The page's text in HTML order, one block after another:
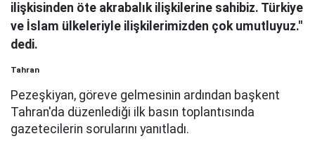
ilişkisinden öte akrabalık ilişkilerine sahibiz. Türkiye
ve İslam ülkeleriyle ilişkilerimizden çok umutluyuz."
dedi.
Tahran
Pezeşkiyan, göreve gelmesinin ardından başkent
Tahran'da düzenlediği ilk basın toplantısında
gazetecilerin sorularını yanıtladı.